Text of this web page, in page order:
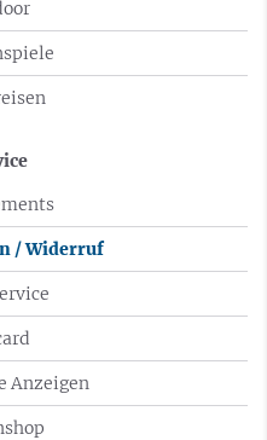
/ Widerruf
Anzeigen